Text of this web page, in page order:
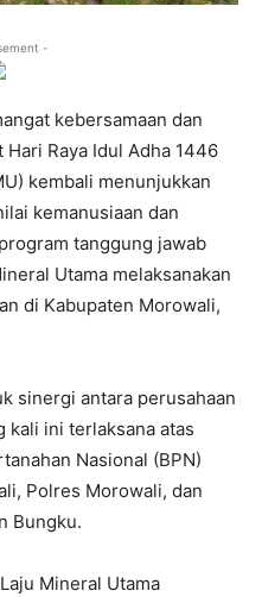
-
kebersamaan dan
Raya Idul Adha 1446
kembali menunjukkan
kemanusiaan dan
tanggung jawab
Utama melaksanakan
di Kabupaten Morowali,
sinergi antara perusahaan
kali ini terlaksana atas
Nasional (BPN)
Polres Morowali, dan
Bungku.
Mineral Utama